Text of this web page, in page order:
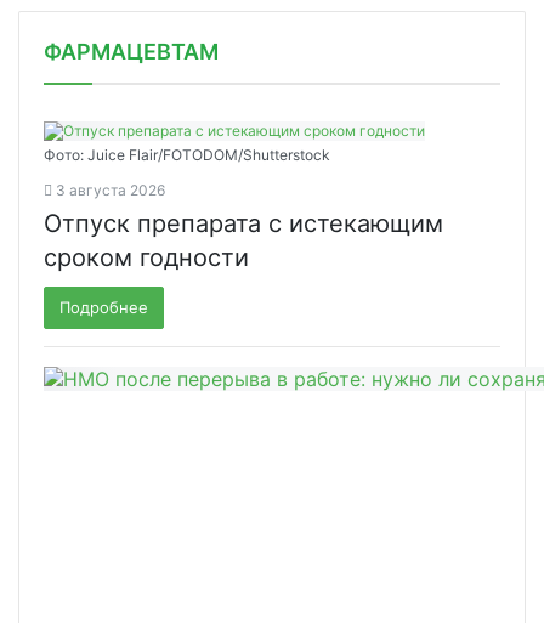
ФАРМАЦЕВТАМ
Фото: Juice Flair/FOTODOM/Shutterstoсk
3 августа 2026
Отпуск препарата с истекающим
сроком годности
Подробнее